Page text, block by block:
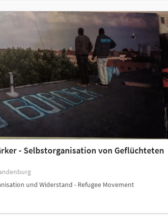
- Selbstorganisation von Geflüchteten
und Widerstand - Refugee Movement